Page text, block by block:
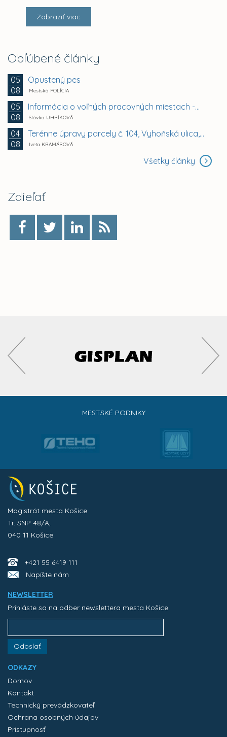
Zobraziť viac
Obľúbené články
05
08
Opustený pes
Mestská POLÍCIA
05
08
Informácia o voľných pracovných miestach -...
Slávka UHRÍKOVÁ
04
08
Terénne úpravy parcely č. 104, Vyhoňská ulica,...
Iveta KRAMÁROVÁ
Všetky články
Zdieľať
MESTSKÉ PODNIKY
Magistrát mesta Košice
Tr. SNP 48/A,
040 11 Košice
+421 55 6419 111
Napíšte nám
NEWSLETTER
Prihláste sa na odber newslettera mesta Košice:
Odoslať
ODKAZY
Domov
Kontakt
Technický prevádzkovateľ
Ochrana osobných údajov
Prístupnosť